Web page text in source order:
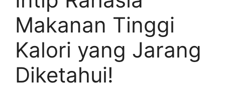
Makanan Tinggi
Kalori yang Jarang
Diketahui!